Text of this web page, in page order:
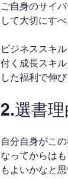
ご自身のサイ
して大切にす
ビジネススキ
付く成長スキ
した福利で伸
2.選書理
自分自身がこ
なってからは
もよいかなと